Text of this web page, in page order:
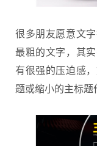
很多朋友愿意文
最粗的文字，其
有很强的压迫感
题或缩小的主标题